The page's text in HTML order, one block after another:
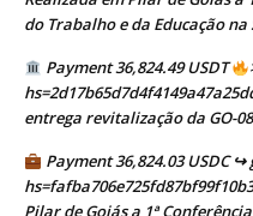
do Trabalho e da Educação na
Payment 36,824.49 USDT
entrega revitalização da GO-
Payment 36,824.03 USDC
Pilar de Goiás a 1ª